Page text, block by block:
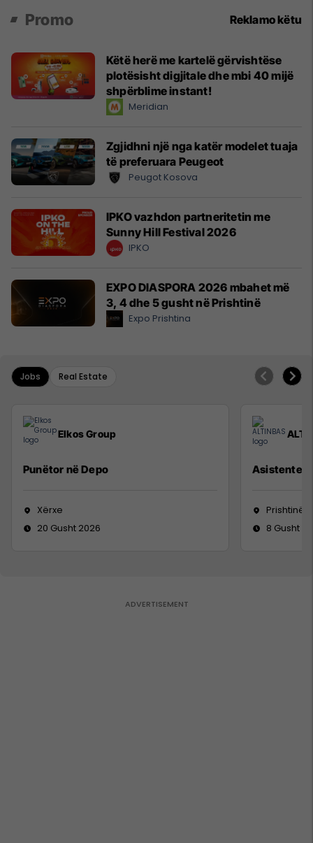
Promo Reklamo këtu
Këtë herë me kartelë gërvishtëse
plotësisht digjitale dhe mbi 40 mijë
shpërblime instant!
Meridian
Zgjidhni një nga katër modelet tuaja
të preferuara Peugeot
Peugot Kosova
IPKO vazhdon partneritetin me
Sunny Hill Festival 2026
IPKO
EXPO DIASPORA 2026 mbahet më
3, 4 dhe 5 gusht në Prishtinë
Expo Prishtina
Jobs Real Estate
Elkos Group
Punëtor në Depo
Xërxe
20 Gusht 2026
Asistente
Prishtinë
8 Gusht